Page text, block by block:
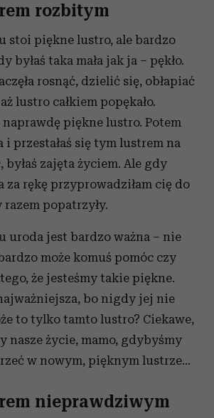
rozbitym
stoi piękne lustro, ale bardzo
byłaś taka mała jak ja – pękło.
rosnąć, dzielić się, obłapiać
aż lustro całkiem popękało.
naprawdę piękne lustro. Potem
i przestałaś się tym lustrem na
zajęta życiem. Ale gdy
za rękę przyprowadziłam cię do
popatrzyły.
uroda jest bardzo ważna – nie
może komuś pomóc czy
że jesteśmy takie piękne.
bo nigdy jej nie
to tylko tamto lustro? Ciekawe,
nasze życie, mamo, gdybyśmy
w nowym, pięknym lustrze…
nieprawdziwym